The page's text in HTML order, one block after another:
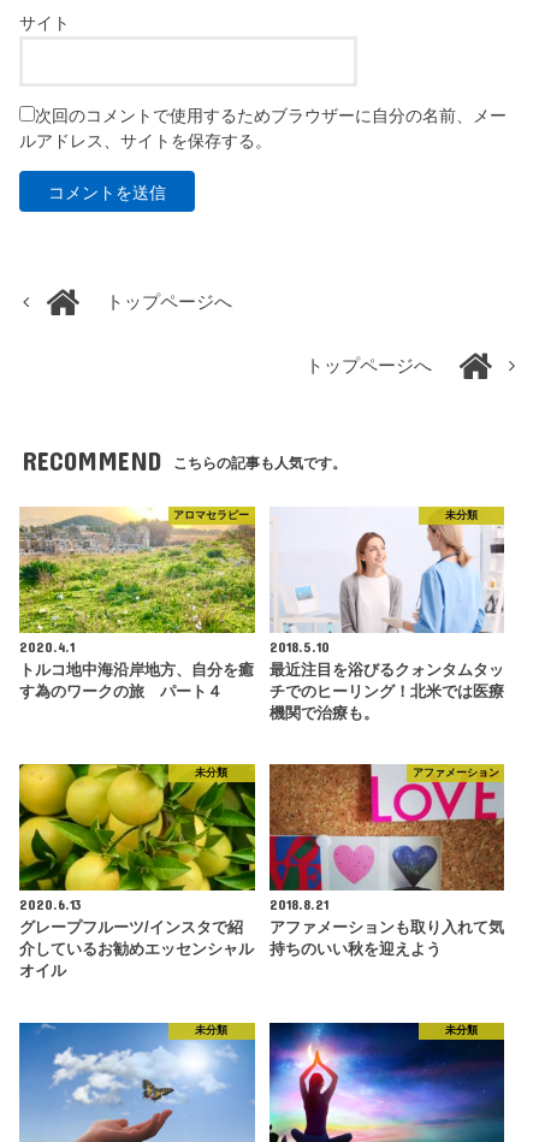
サイト
次回のコメントで使用するためブラウザーに自分の名前、メー
ルアドレス、サイトを保存する。
トップページへ
トップページへ
RECOMMEND こちらの記事も人気です。
アロマセラピー
2020.4.1
トルコ地中海沿岸地方、自分を癒
す為のワークの旅 パート４
未分類
2018.5.10
最近注目を浴びるクォンタムタッ
チでのヒーリング！北米では医療
機関で治療も。
未分類
2020.6.13
グレープフルーツ/インスタで紹
介しているお勧めエッセンシャル
オイル
アファメーション
2018.8.21
アファメーションも取り入れて気
持ちのいい秋を迎えよう
未分類 未分類